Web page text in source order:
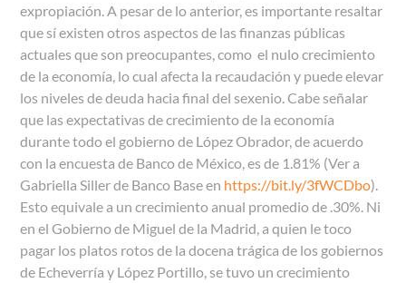
expropiación. A pesar de lo anterior, es importante resaltar
que sí existen otros aspectos de las finanzas públicas
actuales que son preocupantes, como el nulo crecimiento
de la economía, lo cual afecta la recaudación y puede elevar
los niveles de deuda hacia final del sexenio. Cabe señalar
que las expectativas de crecimiento de la economía
durante todo el gobierno de López Obrador, de acuerdo
con la encuesta de Banco de México, es de 1.81% (Ver a
Gabriella Siller de Banco Base en https://bit.ly/3fWCDbo).
Esto equivale a un crecimiento anual promedio de .30%. Ni
en el Gobierno de Miguel de la Madrid, a quien le toco
pagar los platos rotos de la docena trágica de los gobiernos
de Echeverría y López Portillo, se tuvo un crecimiento